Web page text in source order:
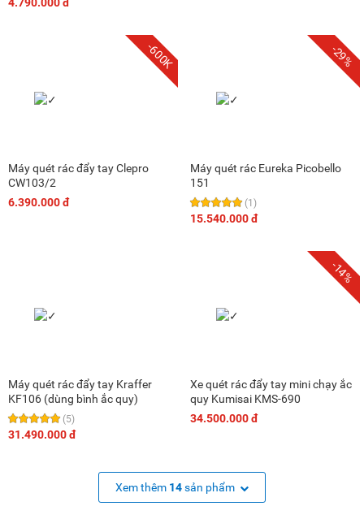
-600K
Máy quét rác đẩy tay Clepro
CW103/2
6.390.000 đ
-29%
Máy quét rác Eureka Picobello
151
(1)
15.540.000 đ
Máy quét rác đẩy tay Kraffer
KF106 (dùng bình ắc quy)
(5)
31.490.000 đ
-14%
Xe quét rác đẩy tay mini chạy ắc
quy Kumisai KMS-690
34.500.000 đ
Xem thêm 14sản phẩm